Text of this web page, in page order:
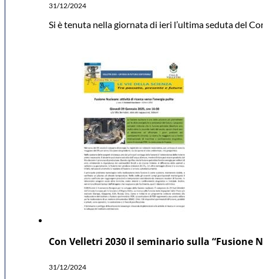
31/12/2024
Si è tenuta nella giornata di ieri l’ultima seduta del
Con Velletri 2030 il seminario sulla “Fusione
31/12/2024